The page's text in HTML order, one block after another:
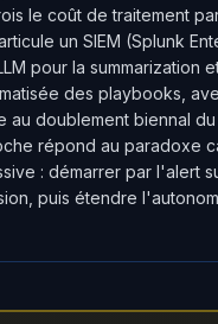
le coût de traitement
un SIEM (Splunk
pour la summarization
des playbooks,
au doublement biennal
répond au paradoxe
: démarrer par l'alert
puis étendre